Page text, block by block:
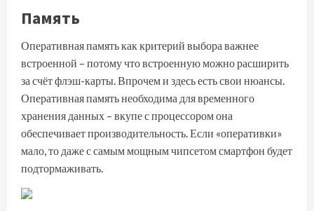
Память
Оперативная память как критерий выбора важнее
встроенной – потому что встроенную можно расширить
за счёт флэш-карты. Впрочем и здесь есть свои нюансы.
Оперативная память необходима для временного
хранения данных – вкупе с процессором она
обеспечивает производительность. Если «оперативки»
мало, то даже с самым мощным чипсетом смартфон будет
подтормаживать.